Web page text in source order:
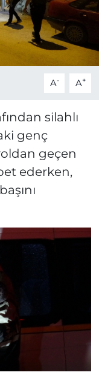
A- A+
silahlı
genç
geçen
ederken,